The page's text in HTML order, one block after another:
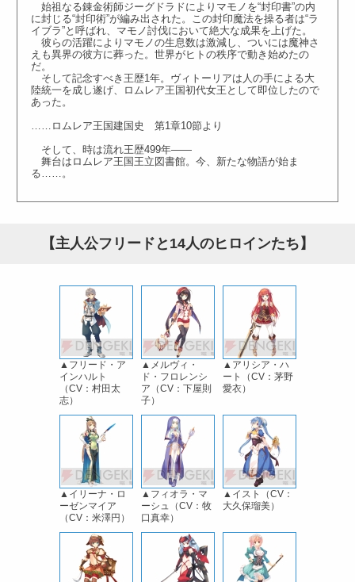
始祖なる錬金術師ジーグドラドによりマモノを“封印書”の内
に封じる“封印術”が編み出された。この封印魔法を操る者は“ラ
イブラ”と呼ばれ、マモノ討伐において絶大な成果を上げた。
彼らの活躍によりマモノの生息数は激減し、ついには魔神さ
えも異界の彼方に葬った。世界がヒトの秩序で動き始めたの
だ。
そして記念すべき王歴1年。ヴィトーリアは人の手による大
陸統一を成し遂げ、ロムレア王国初代女王として即位したので
あった。
……ロムレア王国建国史 第1章10節より
そして、時は流れ王歴499年――
舞台はロムレア王国王立図書館。今、新たな物語が始ま
る……。
【主人公フリードと14人のヒロインたち】
▲フリード・ア
インハルト
（CV：村田太
志）
▲メルヴィ・
ド・フロレンシ
ア（CV：下屋則
子）
▲アリシア・ハ
ート（CV：茅野
愛衣）
▲イリーナ・ロ
ーゼンマイア
（CV：米澤円）
▲フィオラ・マ
ーシュ（CV：牧
口真幸）
▲イスト（CV：
大久保瑠美）